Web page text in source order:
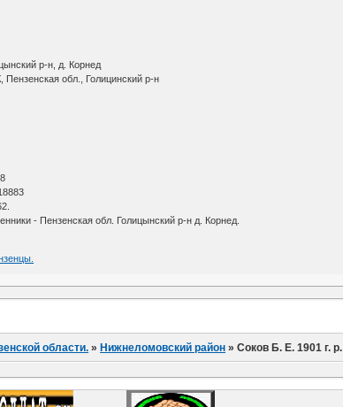
р-н, д. Корнед
обл., Голицинский р-н
- Пензенская обл. Голицынский р-н д. Корнед.
области. » Нижнеломовский район »Соков Б. Е. 1901 г. р.